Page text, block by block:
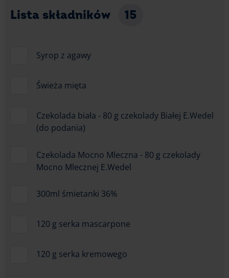
Lista składników 15
Syrop z agawy
Świeża mięta
Czekolada biała - 80 g czekolady Białej E.Wedel
(do podania)
Czekolada Mocno Mleczna - 80 g czekolady
Mocno Mlecznej E.Wedel
300ml śmietanki 36%
120 g serka mascarpone
120 g serka kremowego